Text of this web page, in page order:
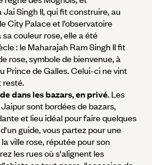
Singh II, qui fit construire, au
City Palace et l’observatoire
couleur rose, elle a été
: le Maharajah Ram Singh II fit
rose, symbole de bienvenue, à
Prince de Galles. Celui-ci ne vint
resté.
dans les bazars, en privé. Les
sont bordées de bazars,
et lieu idéal pour faire quelques
guide, vous partez pour une
ville rose, réputée pour son
les rues où s'alignent les